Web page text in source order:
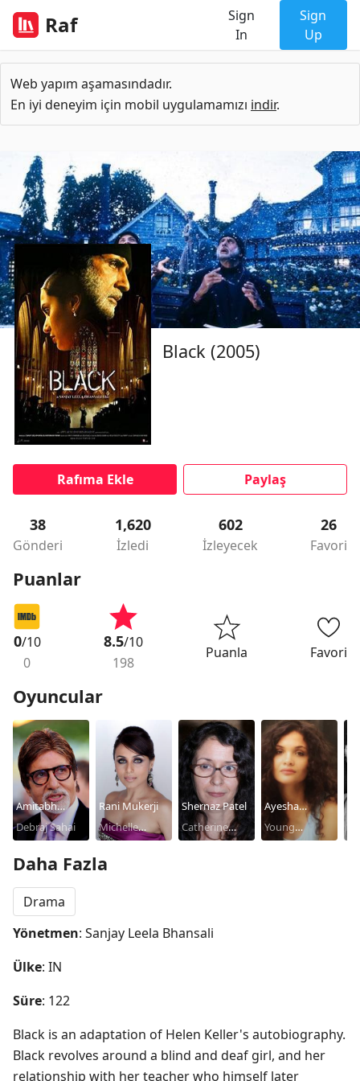
Raf
Sign
In
Sign
Up
Web yapım aşamasındadır.
En iyi deneyim için mobil uygulamamızı indir.
Black (2005)
Rafıma Ekle Paylaş
38
Gönderi
1,620
İzledi
602
İzleyecek
26
Favori
Puanlar
0/10
0
8.5/10
198
Puanla Favori
Oyuncular
Amitabh
Bachchan
Debraj Sahai
Rani Mukerji
Michelle
Shernaz Patel
Catherine
Ayesha
Kapoor
Young
Daha Fazla
Drama
Yönetmen: Sanjay Leela Bhansali
Ülke: IN
Süre: 122
Black is an adaptation of Helen Keller's autobiography.
Black revolves around a blind and deaf girl, and her
relationship with her teacher who himself later